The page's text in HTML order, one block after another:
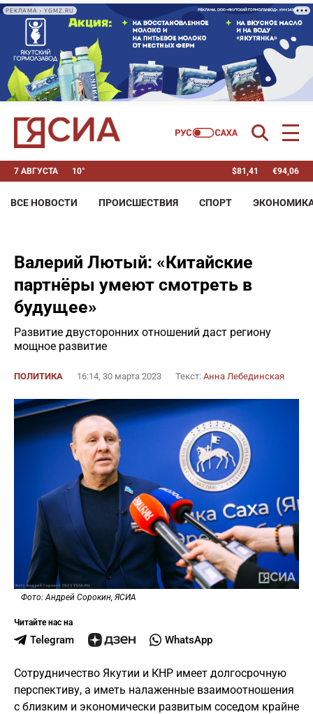
РЕКЛАМА • YGMZ.RU
7 АВГУСТА 10° $81,41 €94,06
ВСЕ НОВОСТИ ПРОИСШЕСТВИЯ СПОРТ
Валерий Лютый: «Китайские
партнёры умеют смотреть в
будущее»
Развитие двусторонних отношений даст региону
мощное развитие
ПОЛИТИКА 16:14, 30 марта 2023 Текст: Анна Лебединская
Фото: Андрей Сорокин, ЯСИА
Читайте нас на
Telegram WhatsApp
Сотрудничество Якутии и КНР имеет долгосрочную
перспективу, а иметь налаженные взаимоотношения
с близким и экономически развитым соседом крайне